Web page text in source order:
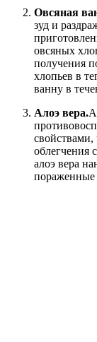
Овсяная
зуд и
овсяных
получения
хлопьев в
ванну в
Алоэ вера.
свойствами,
облегчения
алоэ вера
пораженные